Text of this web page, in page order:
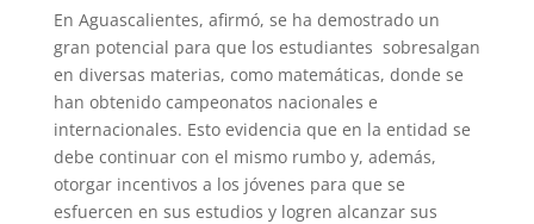
En Aguascalientes, afirmó, se ha demostrado un
gran potencial para que los estudiantes sobresalgan
en diversas materias, como matemáticas, donde se
han obtenido campeonatos nacionales e
internacionales. Esto evidencia que en la entidad se
debe continuar con el mismo rumbo y, además,
otorgar incentivos a los jóvenes para que se
esfuercen en sus estudios y logren alcanzar sus